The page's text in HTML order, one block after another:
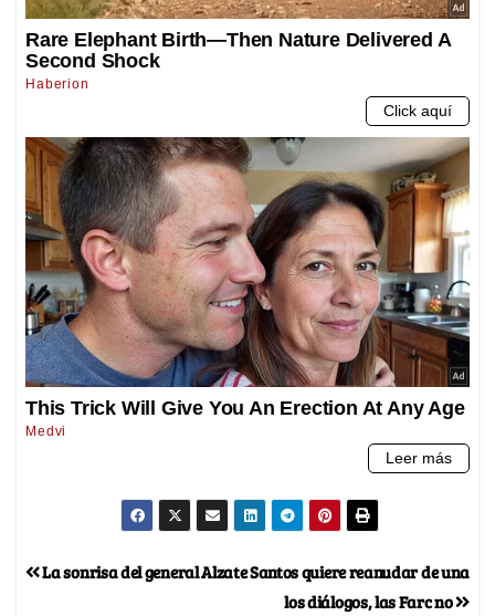
Santos quiere reanudar de una
los diálogos, las Farc no
La sonrisa del general Alzate